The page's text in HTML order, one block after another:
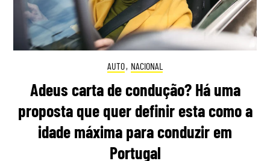
AUTO, NACIONAL
Adeus carta de condução? Há uma
proposta que quer definir esta como a
idade máxima para conduzir em
Portugal